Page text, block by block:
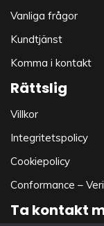
Vanliga frågor
Kundtjänst
Komma i kontakt
Rättslig
Villkor
Integritetspolicy
Cookiepolicy
Conformance –
Ta kontakt